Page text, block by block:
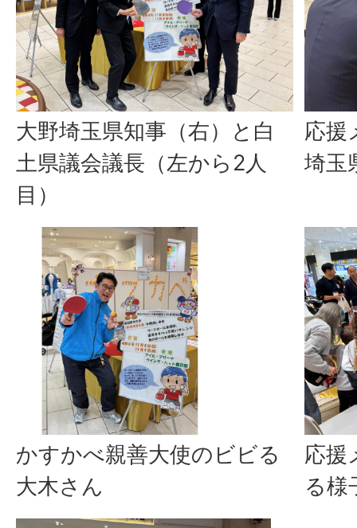
大野埼玉県知事（右）と白
土県議会議長（左から2人
目）
応援
埼玉
かすかべ親善大使のビビる
大木さん
応援
る様